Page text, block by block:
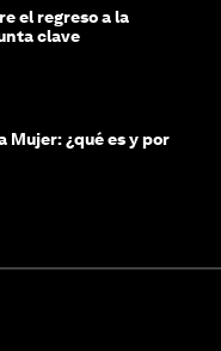
el regreso a la
clave
Mujer: ¿qué es y por